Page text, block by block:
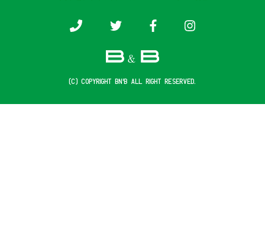
(c) COPYRIGHT B&B ALL RIGHT RESERVED.